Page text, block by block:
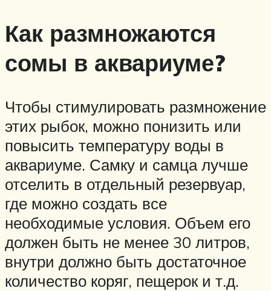
Как размножаются
сомы в аквариуме?
Чтобы стимулировать размножение
этих рыбок, можно понизить или
повысить температуру воды в
аквариуме. Самку и самца лучше
отселить в отдельный резервуар,
где можно создать все
необходимые условия. Объем его
должен быть не менее 30 литров,
внутри должно быть достаточное
количество коряг, пещерок и т.д.